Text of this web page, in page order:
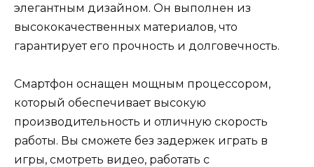
элегантным дизайном. Он выполнен из
высококачественных материалов, что
гарантирует его прочность и долговечность.
Смартфон оснащен мощным процессором,
который обеспечивает высокую
производительность и отличную скорость
работы. Вы сможете без задержек играть в
игры, смотреть видео, работать с